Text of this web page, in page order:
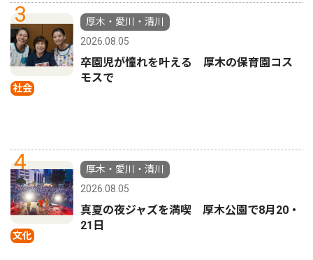
3
社会
厚木・愛川・清川
2026.08.05
卒園児が憧れを叶える 厚木の保育園コス
モスで
4
文化
厚木・愛川・清川
2026.08.05
真夏の夜ジャズを満喫 厚木公園で8月20・
21日